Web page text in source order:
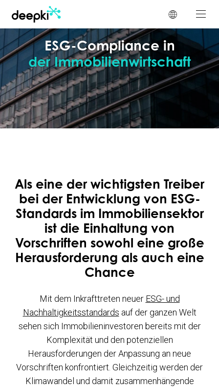
ESG-Compliance in
der Immobilienwirtschaft
Als eine der wichtigsten Treiber
bei der Entwicklung von ESG-
Standards im Immobiliensektor
ist die Einhaltung von
Vorschriften sowohl eine große
Herausforderung als auch eine
Chance
Mit dem Inkrafttreten neuer ESG- und
Nachhaltigkeitsstandards auf der ganzen Welt
sehen sich Immobilieninvestoren bereits mit der
Komplexität und den potenziellen
Herausforderungen der Anpassung an neue
Vorschriften konfrontiert. Gleichzeitig werden der
Klimawandel und damit zusammenhängende
Cookie-Einstellungen